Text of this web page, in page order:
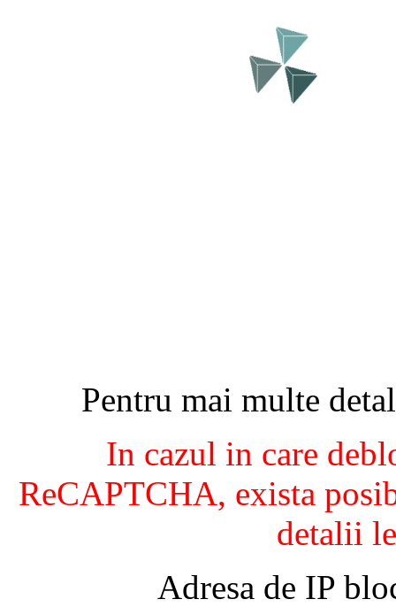
Pentru mai multe
In cazul in care
ReCAPTCHA, exista
detalii
Adresa de IP